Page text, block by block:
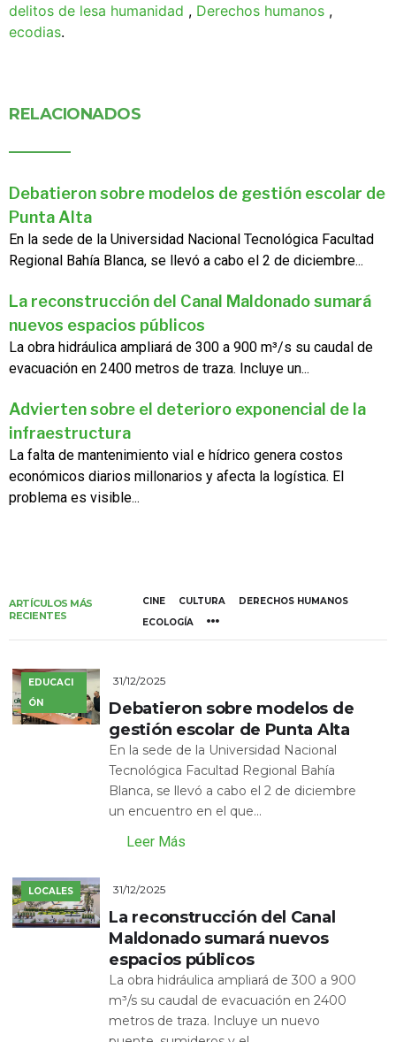
delitos de lesa humanidad , Derechos humanos ,
ecodias.
RELACIONADOS
Debatieron sobre modelos de gestión escolar de
Punta Alta
En la sede de la Universidad Nacional Tecnológica Facultad
Regional Bahía Blanca, se llevó a cabo el 2 de diciembre...
La reconstrucción del Canal Maldonado sumará
nuevos espacios públicos
La obra hidráulica ampliará de 300 a 900 m³/s su caudal de
evacuación en 2400 metros de traza. Incluye un...
Advierten sobre el deterioro exponencial de la
infraestructura
La falta de mantenimiento vial e hídrico genera costos
económicos diarios millonarios y afecta la logística. El
problema es visible...
ARTÍCULOS MÁS
RECIENTES
CINE CULTURA
DERECHOS HUMANOS
ECOLOGÍA
EDUCACI
ÓN
31/12/2025
Debatieron sobre modelos de
gestión escolar de Punta Alta
En la sede de la Universidad Nacional
Tecnológica Facultad Regional Bahía
Blanca, se llevó a cabo el 2 de diciembre
un encuentro en el que...
Leer Más
LOCALES 31/12/2025
La reconstrucción del Canal
Maldonado sumará nuevos
espacios públicos
La obra hidráulica ampliará de 300 a 900
m³/s su caudal de evacuación en 2400
metros de traza. Incluye un nuevo